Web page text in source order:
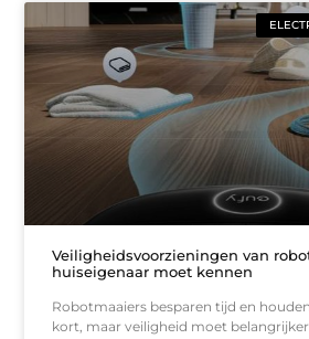
Veiligheidsvoorzieningen van
huiseigenaar moet kennen
Robotmaaiers besparen tijd en
kort, maar veiligheid moet